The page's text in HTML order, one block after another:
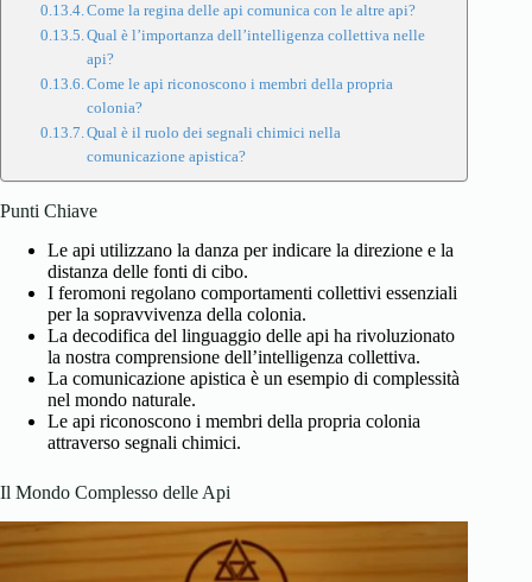
Come la regina delle api comunica con le altre api?
Qual è l’importanza dell’intelligenza collettiva nelle
api?
Come le api riconoscono i membri della propria
colonia?
Qual è il ruolo dei segnali chimici nella
comunicazione apistica?
Punti Chiave
Le api utilizzano la danza per indicare la direzione e la
distanza delle fonti di cibo.
I feromoni regolano comportamenti collettivi essenziali
per la sopravvivenza della colonia.
La decodifica del linguaggio delle api ha rivoluzionato
la nostra comprensione dell’intelligenza collettiva.
La comunicazione apistica è un esempio di complessità
nel mondo naturale.
Le api riconoscono i membri della propria colonia
attraverso segnali chimici.
Il Mondo Complesso delle Api